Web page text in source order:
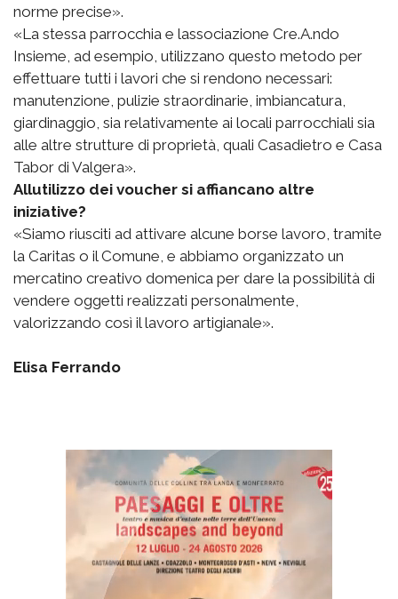
norme precise».
«La stessa parrocchia e lassociazione Cre.A.ndo
Insieme, ad esempio, utilizzano questo metodo per
effettuare tutti i lavori che si rendono necessari:
manutenzione, pulizie straordinarie, imbiancatura,
giardinaggio, sia relativamente ai locali parrocchiali sia
alle altre strutture di proprietà, quali Casadietro e Casa
Tabor di Valgera».
Allutilizzo dei voucher si affiancano altre
iniziative?
«Siamo riusciti ad attivare alcune borse lavoro, tramite
la Caritas o il Comune, e abbiamo organizzato un
mercatino creativo domenica per dare la possibilità di
vendere oggetti realizzati personalmente,
valorizzando così il lavoro artigianale».
Elisa Ferrando